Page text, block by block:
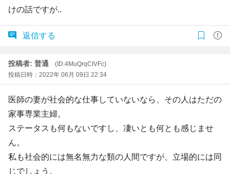
けの話ですが..
返信する
投稿者: 普通
(ID:4MuQrqCIVFc)
投稿日時：2022年 06月 09日 22:34
医師の妻が社会的な仕事していないなら、その人はただの
家事専業主婦。
ステータスも何もないですし、凄いとも何とも感じませ
ん。
私も社会的には無名無力な類の人間ですが、立場的には同
じでしょう。